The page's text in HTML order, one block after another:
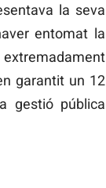
la seva
entomat la
garantit un 12
gestió pública